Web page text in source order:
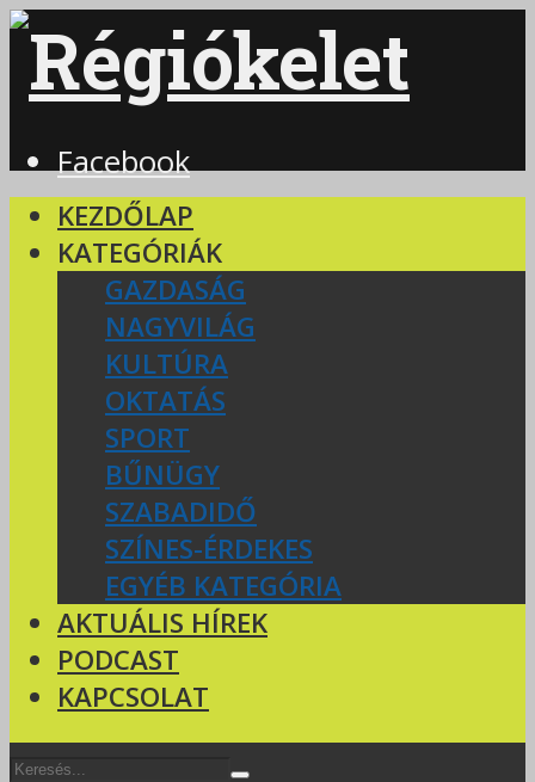
Facebook
KEZDŐLAP
KATEGÓRIÁK
GAZDASÁG
NAGYVILÁG
KULTÚRA
OKTATÁS
SPORT
BŰNÜGY
SZABADIDŐ
SZÍNES-ÉRDEKES
EGYÉB KATEGÓRIA
AKTUÁLIS HÍREK
PODCAST
KAPCSOLAT